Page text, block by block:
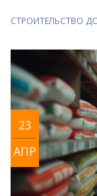
о плюсах и
Практические
долговечный
СТРОИТЕЛЬСТВО
23
АПР